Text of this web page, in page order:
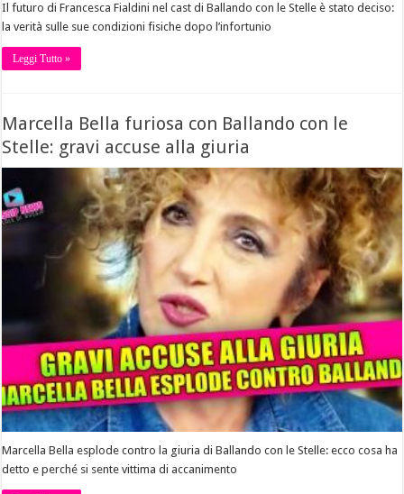
Il futuro di Francesca Fialdini nel cast di Ballando con le Stelle è stato deciso:
la verità sulle sue condizioni fisiche dopo l’infortunio
Leggi Tutto »
Marcella Bella furiosa con Ballando con le
Stelle: gravi accuse alla giuria
Marcella Bella esplode contro la giuria di Ballando con le Stelle: ecco cosa ha
detto e perché si sente vittima di accanimento